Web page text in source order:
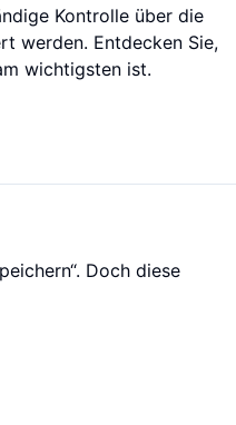
Kontrolle über die
werden. Entdecken Sie,
wichtigsten ist.
Doch diese